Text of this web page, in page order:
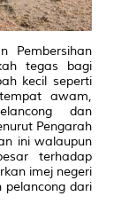
Pembersihan
tegas bagi
kecil seperti
awam,
dan
Pengarah
ini walaupun
terhadap
imej negeri
dari